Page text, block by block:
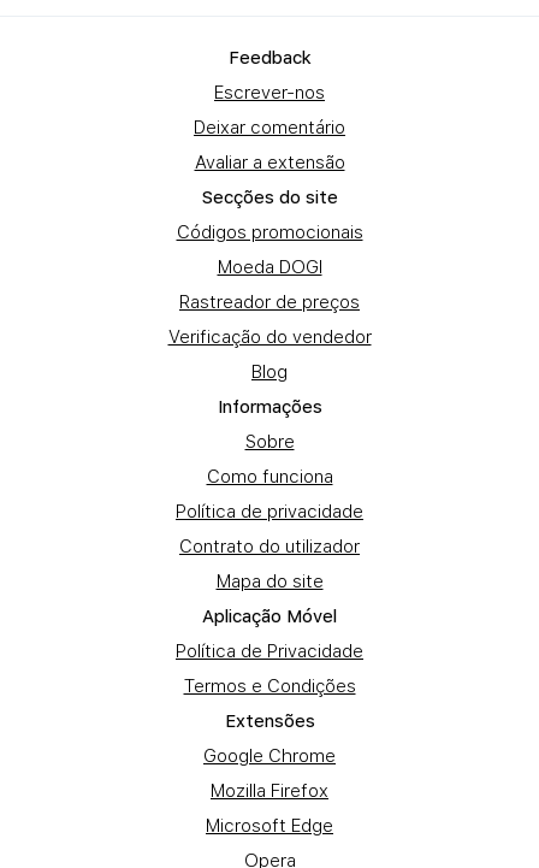
Fеedback
Escrever-nos
Deixar comentário
Avaliar a extensão
Secções do site
Códigos promocionais
Moeda DOGI
Rastreador de preços
Verificação do vendedor
Blog
Informações
Sobre
Como funciona
Política de privacidade
Contrato do utilizador
Mapa do site
Aplicação Móvel
Política de Privacidade
Termos e Condições
Extensões
Google Chrome
Mozilla Firefox
Microsoft Edge
Opera